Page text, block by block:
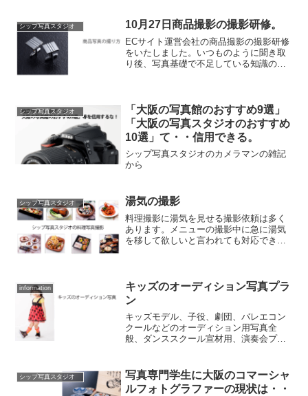
シップ写真スタジオ 10月27日商品撮影の撮影研修。
ECサイト運営会社の商品撮影の撮影研修
をいたしました。いつものように聞き取
り後、写真基礎で不足している知識の講
シップ写真スタジオ
「大阪の写真館のおすすめ9選」
「大阪の写真スタジオのおすすめ
10選」て・・信用できる。
シップ写真スタジオのカメラマンの雑記
から
シップ写真スタジオ 湯気の撮影
料理撮影に湯気を見せる撮影依頼は多く
あります。メニューの撮影中に急に湯気
を移して欲しいと言われても対応できな
information
キッズのオーディション写真プラ
ン
キッズモデル、子役、劇団、バレエコン
クールなどのオーディション用写真全
般、ダンススクール宣材用、演奏会プロ
シップ写真スタジオ
写真専門学生に大阪のコマーシャ
ルフォトグラファーの現状は・・